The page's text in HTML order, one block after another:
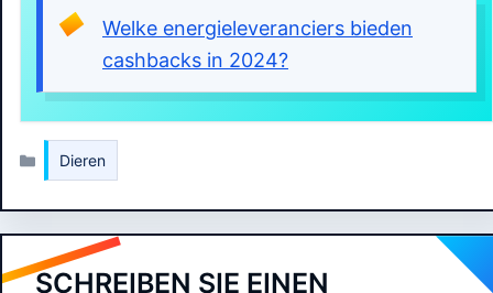
Welke energieleveranciers bieden
cashbacks in 2024?
Dieren
SCHREIBEN SIE EINEN